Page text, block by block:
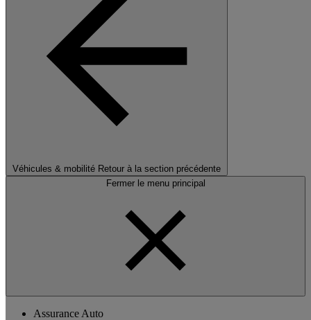
Véhicules & mobilité Retour à la section précédente
Fermer le menu principal
Assurance Auto